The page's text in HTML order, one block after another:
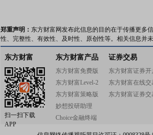
郑重声明： 东方财富网发布此信息的目的在于传播更多
性、完整性、有效性、及时性、原创性等。相关信息并
东方财富
扫一扫下载
APP
东方财富产品
东方财富免费版
东方财富Level-2
东方财富策略版
妙想投研助理
Choice金融终端
证券交易
东方财富证券开
东方财富在线交
东方财富证券交